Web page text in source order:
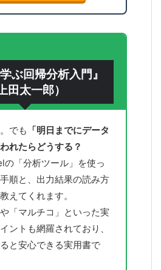
ぶ回帰分析入門』
田太一郎）
でも 「明日までにデータ
れたらどうする？
の「分析ツール」を使っ
順と、出力結果の読み方
えてくれます。
「マルチコ」といった実
ントも網羅されており、
と安心できる実用書で